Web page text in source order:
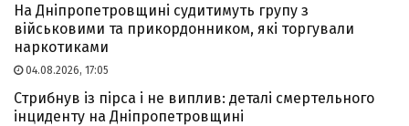
На Дніпропетровщині судитимуть групу з
військовими та прикордонником, які торгували
наркотиками
04.08.2026, 17:05
Стрибнув із пірса і не виплив: деталі смертельного
інциденту на Дніпропетровщині